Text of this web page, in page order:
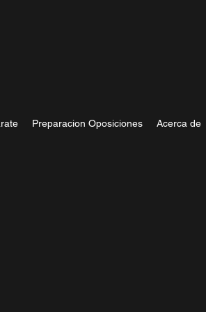
Preparacion Oposiciones Acerca de